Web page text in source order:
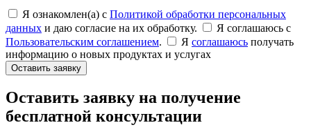
Я ознакомлен(а) с Политикой обработки персональных
данных и даю согласие на их обработку.
Я соглашаюсь c
Пользовательским соглашением. Я соглашаюсь получать
информацию о новых продуктах и услугах
Оставить заявку
Оставить заявку на получение
бесплатной консультации